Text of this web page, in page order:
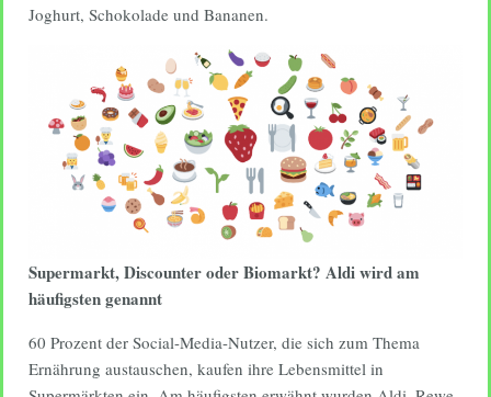
Joghurt, Schokolade und Bananen.
Supermarkt, Discounter oder Biomarkt? Aldi wird am
häufigsten genannt
60 Prozent der Social-Media-Nutzer, die sich zum Thema
Ernährung austauschen, kaufen ihre Lebensmittel in